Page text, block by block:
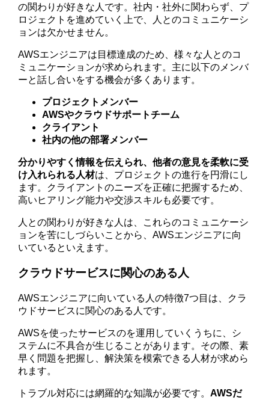
の関わりが好きな人です。社内・社外に関わらず、プ
ロジェクトを進めていく上で、人とのコミュニケーシ
ョンは欠かせません。
AWSエンジニアは目標達成のため、様々な人とのコ
ミュニケーションが求められます。主に以下のメンバ
ーと話し合いをする機会が多くあります。
プロジェクトメンバー
AWSやクラウドサポートチーム
クライアント
社内の他の部署メンバー
分かりやすく情報を伝えられ、他者の意見を柔軟に受
け入れられる人材は、プロジェクトの進行を円滑にし
ます。クライアントのニーズを正確に把握するため、
高いヒアリング能力や交渉スキルも必要です。
人との関わりが好きな人は、これらのコミュニケーシ
ョンを苦にしづらいことから、AWSエンジニアに向
いているといえます。
クラウドサービスに関心のある人
AWSエンジニアに向いている人の特徴7つ目は、クラ
ウドサービスに関心のある人です。
AWSを使ったサービスのを運用していくうちに、シ
ステムに不具合が生じることがあります。その際、素
早く問題を把握し、解決策を模索できる人材が求めら
れます。
トラブル対応には網羅的な知識が必要です。AWSだ